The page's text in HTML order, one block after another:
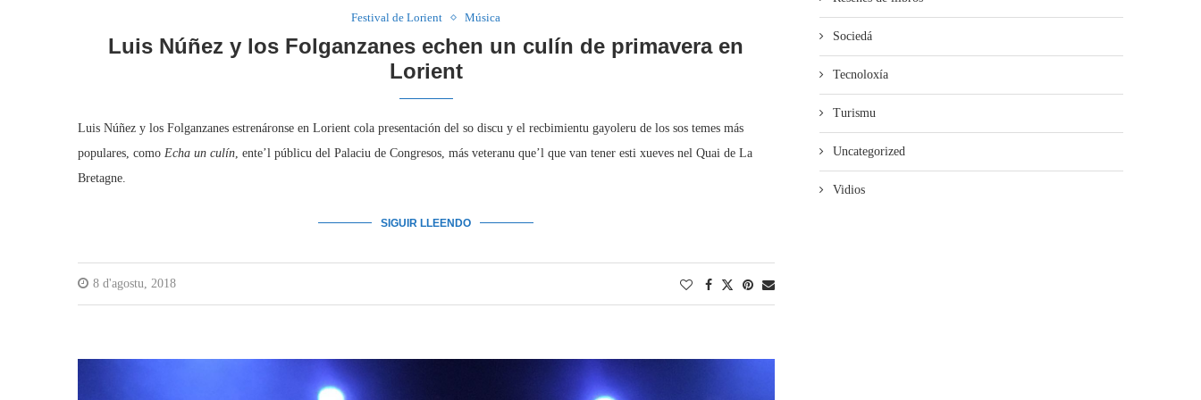
Festival de Lorient Música
Luis Núñez y los Folganzanes echen un culín de primavera en
Lorient
Luis Núñez y los Folganzanes estrenáronse en Lorient cola presentación del so discu y el recbimientu gayoleru de los sos temes más
populares, como Echa un culín, ente’l públicu del Palaciu de Congresos, más veteranu que’l que van tener esti xueves nel Quai de La
Bretagne.
SIGUIR LLEENDO
8 d'agostu, 2018
Sociedá
Tecnoloxía
Turismu
Uncategorized
Vidios